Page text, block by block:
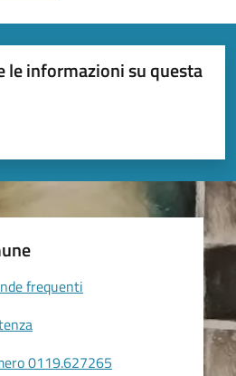
le informazioni su questa
su 5
su 5
5
frequenti
0119.627265